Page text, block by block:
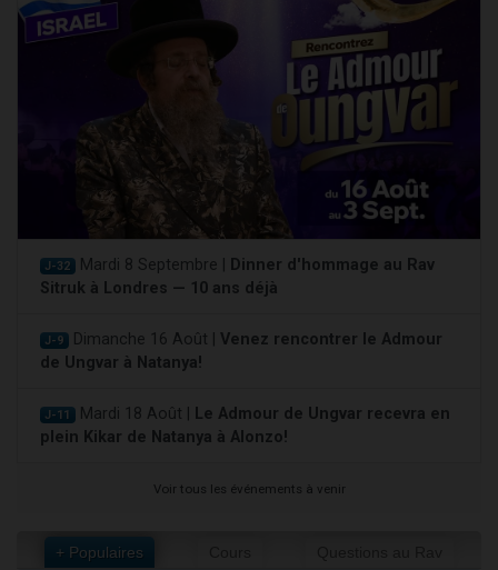
J-32 Mardi 8 Septembre |
Dinner d'hommage au Rav
Sitruk à Londres — 10 ans déjà
J-9 Dimanche 16 Août | Venez rencontrer le Admour
de Ungvar à Natanya!
J-11 Mardi 18 Août |
Le Admour de Ungvar recevra en
plein Kikar de Natanya à Alonzo!
Voir tous les événements à venir
+ Populaires